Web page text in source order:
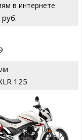
в интернете
125